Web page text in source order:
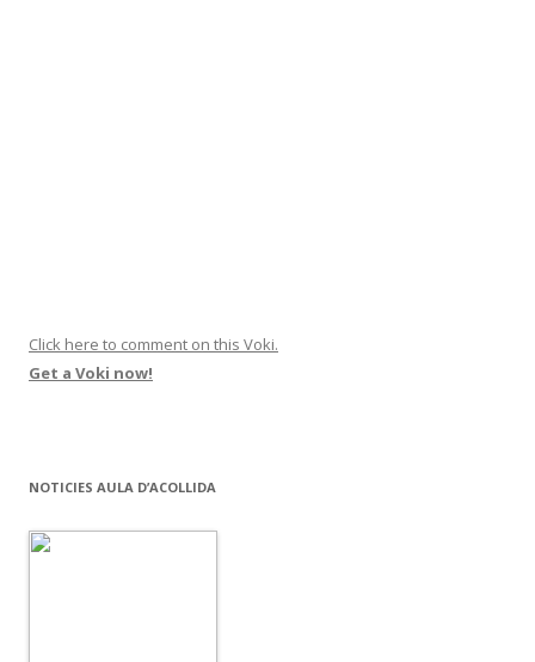
Click here to comment on this Voki.
Get a Voki now!
NOTICIES AULA D’ACOLLIDA